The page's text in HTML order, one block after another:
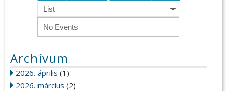
List
No Events
Archívum
2026. április (1)
2026. március (2)